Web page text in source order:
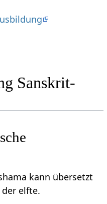
Sanskrit-
kann übersetzt
elfte.